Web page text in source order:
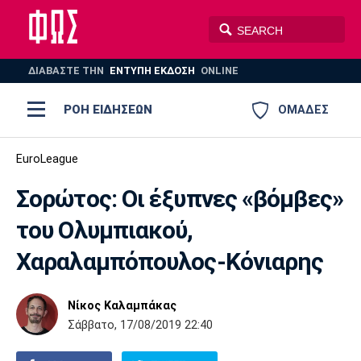
ΔΙΑΒΑΣΤΕ THN ΕΝΤΥΠΗ ΕΚΔΟΣΗ ONLINE
ΟΜΑΔΕΣ
ΡΟΗ ΕΙΔΗΣΕΩΝ
ΠΟΔΟΣΦΑΙΡΟ
ΣΠΟΡ
AUTO-MOTO PLUS
Ποδόσφαιρο
Super League 1
Super League 2
Γ Εθνική
Ελλάδα
Μπάσκετ
Ελλάδα
Εθνική
EuroLeague
Ολυμπιακοί Αγώνες
Βόλεϊ
Πόλο
Ολυμπιακός ΑΕΚ
Παναθηναϊκός Ατρόμητος
EuroLeague
Σορώτος: Οι έξυπνες «βόμβες»
του Ολυμπιακού,
Χαραλαμπόπουλος-Κόνιαρης
Νίκος Καλαμπάκας
Σάββατο, 17/08/2019 22:40